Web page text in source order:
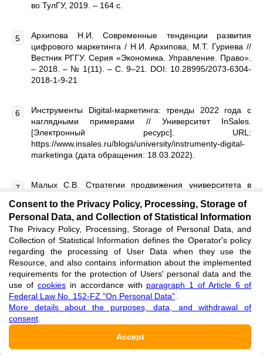
во ТулГУ, 2019. – 164 с.
Архипова Н.И. Современные тенденции развития
цифрового маркетинга / Н.И. Архипова, М.Т. Гуриева //
Вестник РГГУ. Серия «Экономика. Управление. Право».
– 2018. – № 1(11). – С. 9–21. DOI: 10.28995/2073-6304-
2018-1-9-21
Инструменты Digital-маркетинга: тренды 2022 года с
наглядными примерами // Университет InSales.
[Электронный ресурс]. URL:
https://www.insales.ru/blogs/university/instrumenty-digital-
marketinga (дата обращения: 18.03.2022).
Малых С.В. Стратегии продвижения университета в
– 2019. – №1. URL:
https://cyberleninka.ru/article/n/strategii-prodvizheniya-
universiteta-v-virtualnom-prostranstve (дата обращения:
18.03.2022).
Грязнов С.А. Цифровой маркетинг в высшем
образовании / С.А. Грязнов // Инновации. Наука.
Образование. – 2020. – № 22. – С. 1800-1804.
Цифровой маркетинг и социальные сети // CourseraInc.
[Электронный ресурс]. URL:
Consent to the Privacy Policy, Processing, Storage of
Personal Data, and Collection of Statistical Information
The Privacy Policy, Processing, Storage of Personal Data, and
Collection of Statistical Information defines the Operator's policy
regarding the processing of User Data when they use the
Resource, and also contains information about the implemented
requirements for the protection of Users' personal data and the
use of cookiesin accordance with paragraph 1 of Article 6 of
Federal Law No. 152-FZ "On Personal Data"
More details about the purposes, data, and withdrawal of
consent
Accept